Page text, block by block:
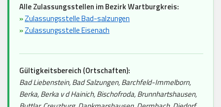
Alle Zulassungsstellen im Bezirk Wartburgkreis:
»Zulassungsstelle Bad-salzungen
»Zulassungsstelle Eisenach
Gültigkeitsbereich (Ortschaften):
Bad Liebenstein, Bad Salzungen, Barchfeld-Immelborn,
Berka, Berka v d Hainich, Bischofroda, Brunnhartshausen,